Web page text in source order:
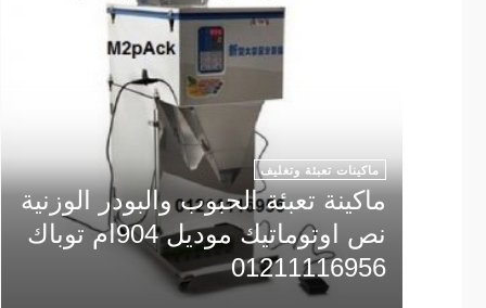
ماكينات تعبئة وتغليف
ماكينة تعبئة الحبوب والبودر الوزنية
نص اوتوماتيك موديل 904ام توباك
01211116956